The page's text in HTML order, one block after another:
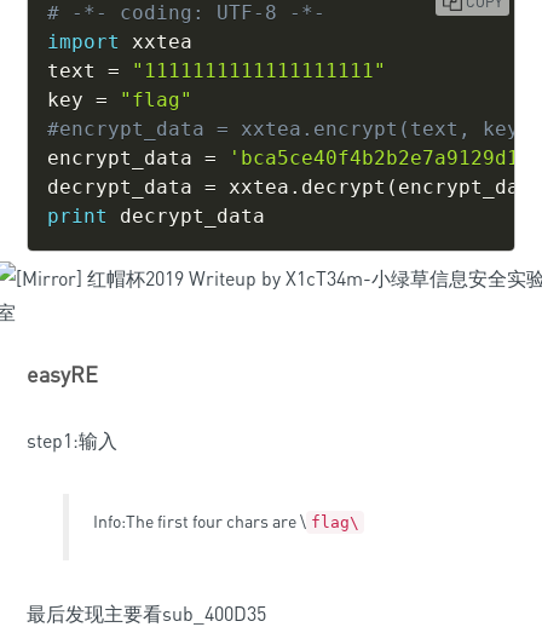
# -*- coding: UTF-8 -*-
import
xxtea
text =
"1111111111111111111"
key =
"flag"
#encrypt_data = xxtea.encrypt(text, key)
encrypt_data =
decrypt_data = xxtea . decrypt ( encrypt_data
print
decrypt_data
easyRE
step1:输入
Info:The first four chars are \ flag\
最后发现主要看sub_400D35